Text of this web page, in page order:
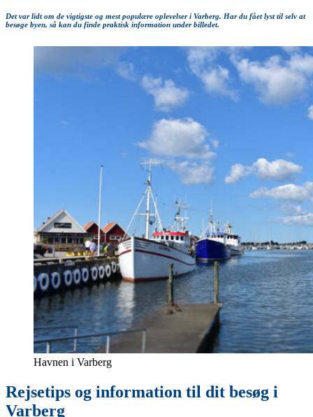
Det var lidt om de vigtigste og mest populære oplevelser i Varberg. Har du fået lyst til selv at
besøge byen, så kan du finde praktisk information under billedet.
Havnen i Varberg
Rejsetips og information til dit besøg i
Varberg